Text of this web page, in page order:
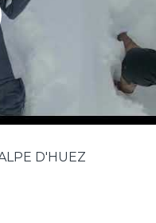
DAY FOR CARS 🪏❄️ 🚗 / ALPE D'HUEZ